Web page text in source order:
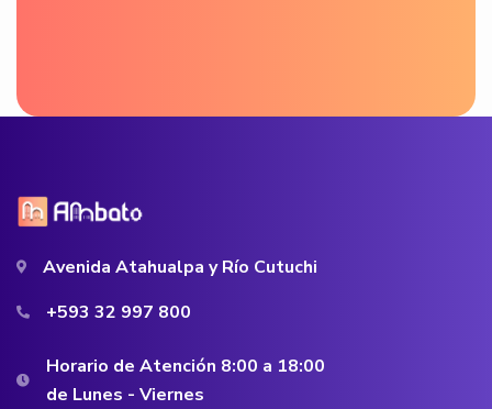
Avenida Atahualpa y Río Cutuchi
+593 32 997 800
Horario de Atención 8:00 a 18:00
de Lunes - Viernes